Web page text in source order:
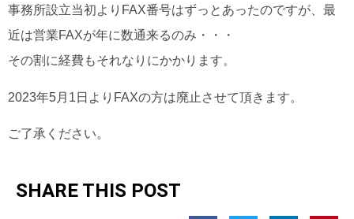
事務所設立当初よりFAX番号はずっとあったのですが、最
近は営業FAXが年に数通来るのみ・・・
その割に経費もそれなりにかかります。
2023年5月1日よりFAXの方は廃止させて頂きます。
ご了承ください。
SHARE THIS POST